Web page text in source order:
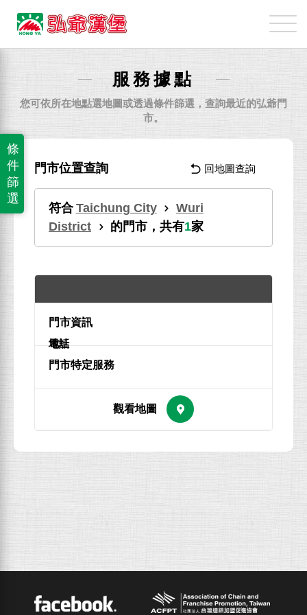
弘
爺
國
業
份
有
限
公
司
服務據點
您可依所在地點選地圖或透過條件篩選，查詢最近的弘爺門
市。
條
件
篩
選
門市位置查詢 回地圖查詢
符合 Taichung City
Wuri
District
的門市，共有1家
地址
電話
Facebook